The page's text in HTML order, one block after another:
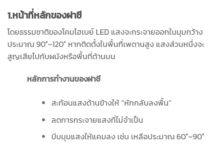
1.หน้าที่หลักของฝาชี
โดยธรรมชาติของโคมไฮเบย์ LED แสงจะกระจายออกในมุมกว้าง
ประมาณ 90°–120° หากติดตั้งในพื้นที่เพดานสูง แสงส่วนหนึ่งจะ
สูญเสียไปกับผนังหรือพื้นที่ด้านบน
หลักการทำงานของฝาชี
สะท้อนแสงด้านข้างให้ “หักกลับลงพื้น”
ลดการกระจายแสงที่ไม่จำเป็น
บีบมุมแสงให้แคบลง เช่น เหลือประมาณ 60°–90°